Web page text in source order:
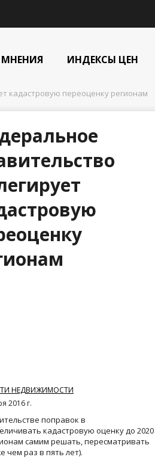
ИНДЕКСЫ ЦЕН
кадастровую переоценку регионам
НЕДВИЖИМОСТИ
2016 г.
поправок в
кадастровую оценку до 2020
самим решать, пересматривать
чем раз в пять лет).